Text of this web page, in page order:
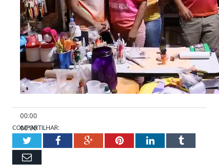
00:00
00:00
00:48
COMPARTILHAR:
TwitterFacebookGoogle+PinterestLinkedInTumblr
Email